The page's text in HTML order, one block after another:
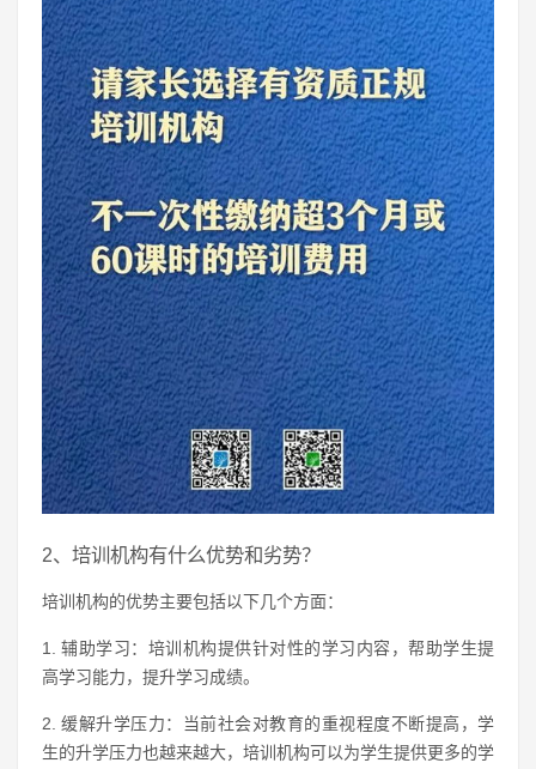
2、培训机构有什么优势和劣势？
培训机构的优势主要包括以下几个方面：
1. 辅助学习：培训机构提供针对性的学习内容，帮助学生提
高学习能力，提升学习成绩。
2. 缓解升学压力：当前社会对教育的重视程度不断提高，学
生的升学压力也越来越大，培训机构可以为学生提供更多的学